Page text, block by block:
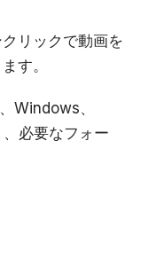
リックで動画を
す。
Windows、
必要なフォー